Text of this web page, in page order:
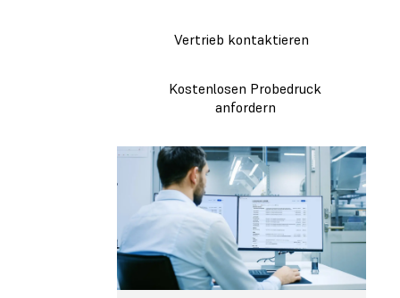
Vertrieb kontaktieren
Kostenlosen Probedruck
anfordern